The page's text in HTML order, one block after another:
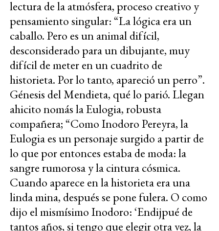
lectura de la atmósfera, proceso creativo y
pensamiento singular: “La lógica era un
caballo. Pero es un animal difícil,
desconsiderado para un dibujante, muy
difícil de meter en un cuadrito de
historieta. Por lo tanto, apareció un perro”.
Génesis del Mendieta, qué lo parió. Llegan
ahicito nomás la Eulogia, robusta
compañera; “Como Inodoro Pereyra, la
Eulogia es un personaje surgido a partir de
lo que por entonces estaba de moda: la
sangre rumorosa y la cintura cósmica.
Cuando aparece en la historieta era una
linda mina, después se pone fulera. O como
dijo el mismísimo Inodoro: ‘Endijpué de
tantos años, si tengo que elegir otra vez, la